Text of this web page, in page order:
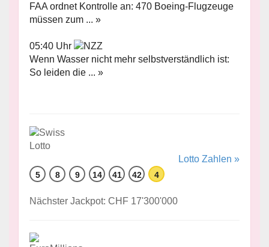
FAA ordnet Kontrolle an: 470 Boeing-Flugzeuge
müssen zum ... »
05:40 Uhr
Wenn Wasser nicht mehr selbstverständlich ist:
So leiden die ... »
Lotto Zahlen »
5 8 9 14 41 42 4
Nächster Jackpot: CHF 17'300'000